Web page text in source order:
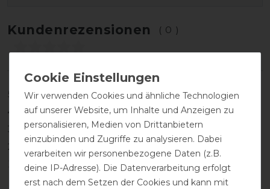
Kundenrezensionen (0)
5
0
4
0
3
0
2
1
0
Wir verwenden Cookies und ähnliche Technologien
auf unserer Website, um Inhalte und Anzeigen zu
personalisieren, Medien von Drittanbietern
einzubinden und Zugriffe zu analysieren. Dabei
verarbeiten wir personenbezogene Daten (z.B.
deine IP-Adresse). Die Datenverarbeitung erfolgt
erst nach dem Setzen der Cookies und kann mit